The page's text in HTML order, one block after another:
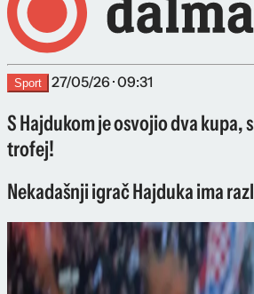
Sport 27/05/26 · 09:31
S Hajdukom je osvojio dva kupa,
trofej!
Nekadašnji igrač Hajduka ima